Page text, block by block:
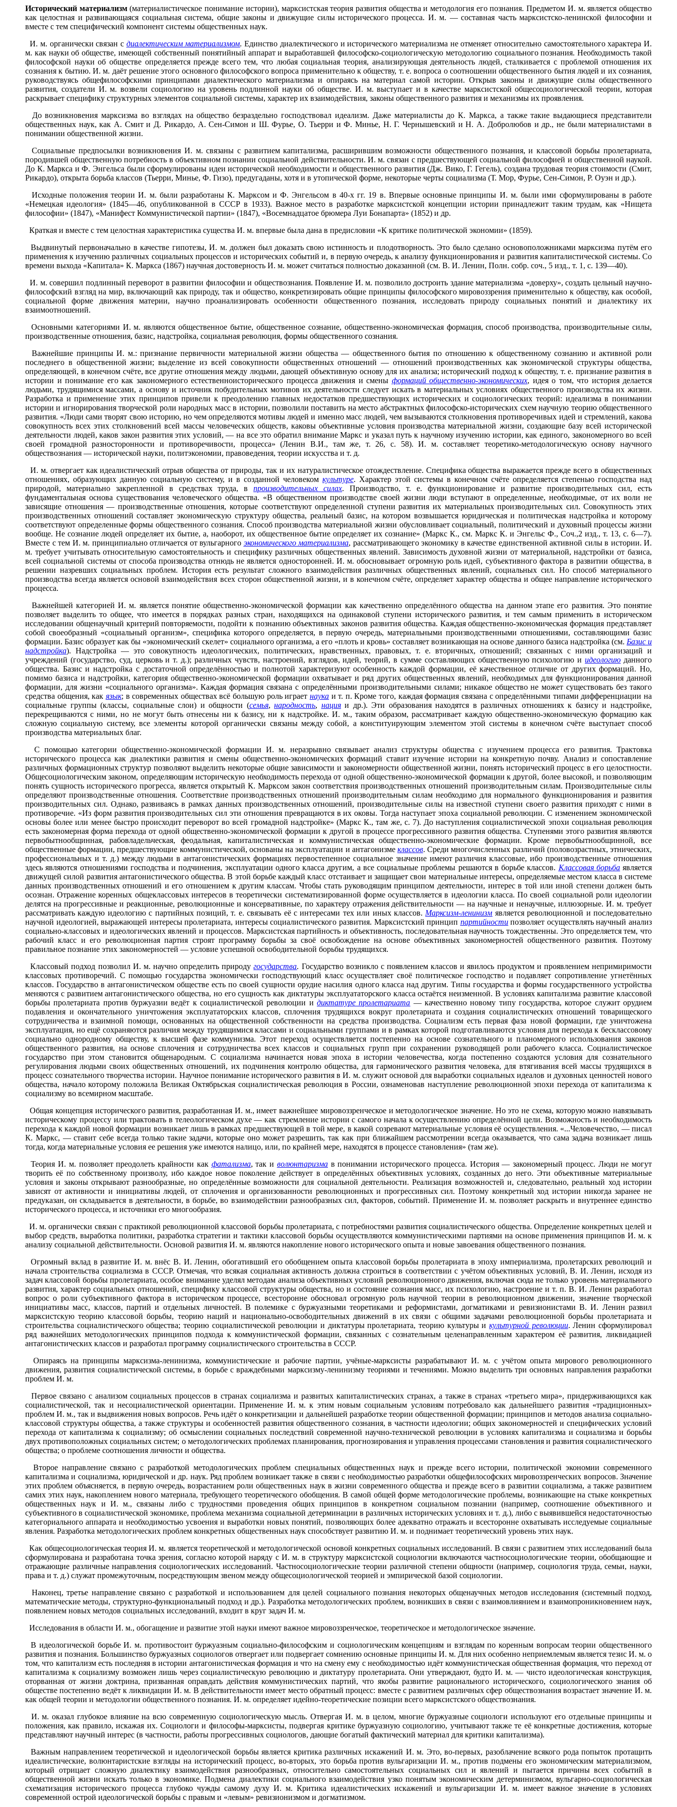
Исторический материализм(материалистическое понимание истории), марксистская теория развития общества и методология его познания. Предметом И. м. является общество
как целостная и развивающаяся социальная система, общие законы и движущие силы исторического процесса. И. м. — составная часть марксистско-ленинской философии и
вместе с тем специфический компонент системы общественных наук.
И. м. органически связан с диалектическим материализмом. Единство диалектического и исторического материализма не отменяет относительно самостоятельного характера И.
м. как науки об обществе, имеющей собственный понятийный аппарат и выработавшей философско-социологическую методологию социального познания. Необходимость такой
философской науки об обществе определяется прежде всего тем, что любая социальная теория, анализирующая деятельность людей, сталкивается с проблемой отношения их
сознания к бытию. И. м. даёт решение этого основного философского вопроса применительно к обществу, т. е. вопроса о соотношении общественного бытия людей и их сознания,
руководствуясь общефилософскими принципами диалектического материализма и опираясь на материал самой истории. Открыв законы и движущие силы общественного
развития, создатели И. м. возвели социологию на уровень подлинной науки об обществе. И. м. выступает и в качестве марксистской общесоциологической теории, которая
раскрывает специфику структурных элементов социальной системы, характер их взаимодействия, законы общественного развития и механизмы их проявления.
До возникновения марксизма во взглядах на общество безраздельно господствовал идеализм. Даже материалисты до К. Маркса, а также такие выдающиеся представители
общественных наук, как А. Смит и Д. Рикардо, А. Сен-Симон и Ш. Фурье, О. Тьерри и Ф. Минье, Н. Г. Чернышевский и Н. А. Добролюбов и др., не были материалистами в
понимании общественной жизни.
Социальные предпосылки возникновения И. м. связаны с развитием капитализма, расширившим возможности общественного познания, и классовой борьбы пролетариата,
породившей общественную потребность в объективном познании социальной действительности. И. м. связан с предшествующей социальной философией и общественной наукой.
До К. Маркса и Ф. Энгельса были сформулированы идеи исторической необходимости и общественного развития (Дж. Вико, Г. Гегель), создана трудовая теория стоимости (Смит,
Рикардо), открыта борьба классов (Тьерри, Минье, Ф. Гизо), предугаданы, хотя и в утопической форме, некоторые черты социализма (Т. Мор, Фурье, Сен-Симон, Р. Оуэн и др.).
Исходные положения теории И. м. были разработаны К. Марксом и Ф. Энгельсом в 40-х гг. 19 в. Впервые основные принципы И. м. были ими сформулированы в работе
«Немецкая идеология» (1845—46, опубликованной в СССР в 1933). Важное место в разработке марксистской концепции истории принадлежит таким трудам, как «Нищета
философии» (1847), «Манифест Коммунистической партии» (1847), «Восемнадцатое брюмера Луи Бонапарта» (1852) и др.
Краткая и вместе с тем целостная характеристика существа И. м. впервые была дана в предисловии «К критике политической экономии» (1859).
Выдвинутый первоначально в качестве гипотезы, И. м. должен был доказать свою истинность и плодотворность. Это было сделано основоположниками марксизма путём его
применения к изучению различных социальных процессов и исторических событий и, в первую очередь, к анализу функционирования и развития капиталистической системы. Со
времени выхода «Капитала» К. Маркса (1867) научная достоверность И. м. может считаться полностью доказанной (см. В. И. Ленин, Полн. собр. соч., 5 изд., т. 1, с. 139—40).
И. м. совершил подлинный переворот в развитии философии и обществознания. Появление И. м. позволило достроить здание материализма «доверху», создать цельный научно-
философский взгляд на мир, включающий как природу, так и общество, конкретизировать общие принципы философского мировоззрения применительно к обществу, как особой,
социальной форме движения материи, научно проанализировать особенности общественного познания, исследовать природу социальных понятий и диалектику их
взаимоотношений.
Основными категориями И. м. являются общественное бытие, общественное сознание, общественно-экономическая формация, способ производства, производительные силы,
производственные отношения, базис, надстройка, социальная революция, формы общественного сознания.
Важнейшие принципы И. м.: признание первичности материальной жизни общества — общественного бытия по отношению к общественному сознанию и активной роли
последнего в общественной жизни; выделение из всей совокупности общественных отношений — отношений производственных как экономической структуры общества,
определяющей, в конечном счёте, все другие отношения между людьми, дающей объективную основу для их анализа; исторический подход к обществу, т. е. признание развития в
истории и понимание его как закономерного естественноисторического процесса движения и смены формаций общественно-экономических, идея о том, что история делается
людьми, трудящимися массами, а основу и источник побудительных мотивов их деятельности следует искать в материальных условиях общественного производства их жизни.
Разработка и применение этих принципов привели к преодолению главных недостатков предшествующих исторических и социологических теорий: идеализма в понимании
истории и игнорирования творческой роли народных масс в истории, позволили поставить на место абстрактных философско-исторических схем научную теорию общественного
развития. «Люди сами творят свою историю, но чем определяются мотивы людей и именно масс людей, чем вызываются столкновения противоречивых идей и стремлений, какова
совокупность всех этих столкновений всей массы человеческих обществ, каковы объективные условия производства материальной жизни, создающие базу всей исторической
деятельности людей, каков закон развития этих условий, — на все это обратил внимание Маркс и указал путь к научному изучению истории, как единого, закономерного во всей
своей громадной разносторонности и противоречивости, процесса» (Ленин В.И., там же, т. 26, с. 58). И. м. составляет теоретико-методологическую основу научного
обществознания — исторической науки, политэкономии, правоведения, теории искусства и т. д.
И. м. отвергает как идеалистический отрыв общества от природы, так и их натуралистическое отождествление. Специфика общества выражается прежде всего в общественных
отношениях, образующих данную социальную систему, и в созданной человеком культуре. Характер этой системы в конечном счёте определяется степенью господства над
природой, материально закрепленной в средствах труда, впроизводительных силах. Производство, т. е. функционирование и развитие производительных сил, есть
фундаментальная основа существования человеческого общества. «В общественном производстве своей жизни люди вступают в определенные, необходимые, от их воли не
зависящие отношения — производственные отношения, которые соответствуют определенной ступени развития их материальных производительных сил. Совокупность этих
производственных отношений составляет экономическую структуру общества, реальный базис, на котором возвышается юридическая и политическая надстройка и которому
соответствуют определенные формы общественного сознания. Способ производства материальной жизни обусловливает социальный, политический и духовный процессы жизни
вообще. Не сознание людей определяет их бытие, а, наоборот, их общественное бытие определяет их сознание» (Маркс К., см. Маркс К. и Энгельс Ф., Соч.,2 изд., т. 13, с. 6—7).
Вместе с тем И. м. принципиально отличается от вульгарного экономического материализма, рассматривающего экономику в качестве единственной активной силы в истории. И.
м. требует учитывать относительную самостоятельность и специфику различных общественных явлений. Зависимость духовной жизни от материальной, надстройки от базиса,
всей социальной системы от способа производства отнюдь не является односторонней. И. м. обосновывает огромную роль идей, субъективного фактора в развитии общества, в
решении назревших социальных проблем. История есть результат сложного взаимодействия различных общественных явлений, социальных сил. Но способ материального
производства всегда является основой взаимодействия всех сторон общественной жизни, и в конечном счёте, определяет характер общества и общее направление исторического
процесса.
Важнейшей категорией И. м. является понятие общественно-экономической формации как качественно определённого общества на данном этапе его развития. Это понятие
позволяет выделить то общее, что имеется в порядках разных стран, находящихся на одинаковой ступени исторического развития, и тем самым применить в историческом
исследовании общенаучный критерий повторяемости, подойти к познанию объективных законов развития общества. Каждая общественно-экономическая формация представляет
собой своеобразный «социальный организм», специфика которого определяется, в первую очередь, материальными производственными отношениями, составляющими базис
формации. Базис образует как бы «экономический скелет» социального организма, а его «плоть и кровь» составляет возникающая на основе данного базиса надстройка (см. Базис и
надстройка). Надстройка — это совокупность идеологических, политических, нравственных, правовых, т. е. вторичных, отношений; связанных с ними организаций и
учреждений (государство, суд, церковь и т. д.); различных чувств, настроений, взглядов, идей, теорий, в сумме составляющих общественную психологию иидеологию данного
общества. Базис и надстройка с достаточной определённостью и полнотой характеризуют особенность каждой формации, её качественное отличие от других формаций. Но,
помимо базиса и надстройки, категория общественно-экономической формации охватывает и ряд других общественных явлений, необходимых для функционирования данной
формации, для жизни «социального организма». Каждая формация связана с определёнными производительными силами; никакое общество не может существовать без такого
средства общения, как язык; в современных обществах всё большую роль играет наукаи т. п. Кроме того, каждая формация связана с определёнными типами дифференциации на
социальные группы (классы, социальные слои) и общности (семья,народность, нацияи др.). Эти образования находятся в различных отношениях к базису и надстройке,
перекрещиваются с ними, но не могут быть отнесены ни к базису, ни к надстройке. И. м., таким образом, рассматривает каждую общественно-экономическую формацию как
сложную социальную систему, все элементы которой органически связаны между собой, а конституирующим элементом этой системы в конечном счёте выступает способ
производства материальных благ.
С помощью категории общественно-экономической формации И. м. неразрывно связывает анализ структуры общества с изучением процесса его развития. Трактовка
исторического процесса как диалектики развития и смены общественно-экономических формаций ставит изучение истории на конкретную почву. Анализ и сопоставление
различных формационных структур позволяют выделить некоторые общие зависимости и закономерности общественной жизни, понять исторический процесс в его целостности.
Общесоциологическим законом, определяющим историческую необходимость перехода от одной общественно-экономической формации к другой, более высокой, и позволяющим
понять сущность исторического прогресса, является открытый К. Марксом закон соответствия производственных отношений производительным силам. Производительные силы
определяют производственные отношения. Соответствие производственных отношений производительным силам необходимо для нормального функционирования и развития
производительных сил. Однако, развиваясь в рамках данных производственных отношений, производительные силы на известной ступени своего развития приходят с ними в
противоречие. «Из форм развития производительных сил эти отношения превращаются в их оковы. Тогда наступает эпоха социальной революции. С изменением экономической
основы более или менее быстро происходит переворот во всей громадной надстройке» (Маркс К., там же, с. 7). До наступления социалистической эпохи социальная революция
есть закономерная форма перехода от одной общественно-экономической формации к другой в процессе прогрессивного развития общества. Ступенями этого развития являются
первобытнообщинная, рабовладельческая, феодальная, капиталистическая и коммунистическая общественно-экономические формации. Кроме первобытнообщинной, все
общественные формации, предшествующие коммунистической, основаны на эксплуатации и антагонизме классов. Среди многочисленных различий (половозрастных, этнических,
профессиональных и т. д.) между людьми в антагонистических формациях первостепенное социальное значение имеют различия классовые, ибо производственные отношения
здесь являются отношениями господства и подчинения, эксплуатации одного класса другим, а все социальные проблемы решаются в борьбе классов. Классовая борьбаявляется
движущей силой развития антагонистического общества. В этой борьбе каждый класс отстаивает и защищает свои материальные интересы, определяемые местом класса в системе
данных производственных отношений и его отношением к другим классам. Чтобы стать руководящим принципом деятельности, интерес в той или иной степени должен быть
осознан. Отражение коренных общеклассовых интересов в теоретически систематизированной форме осуществляется в идеологии класса. По своей социальной роли идеологии
делятся на прогрессивные и реакционные, революционные и консервативные, по характеру отражения действительности — на научные и ненаучные, иллюзорные. И. м. требует
рассматривать каждую идеологию с партийных позиций, т. е. связывать её с интересами тех или иных классов. Марксизм-ленинизм является революционной и последовательно
научной идеологией, выражающей интересы пролетариата, интересы социалистического развития. Марксистский принцип партийностипозволяет осуществлять научный анализ
социально-классовых и идеологических явлений и процессов. Марксистская партийность и объективность, последовательная научность тождественны. Это определяется тем, что
рабочий класс и его революционная партия строят программу борьбы за своё освобождение на основе объективных закономерностей общественного развития. Поэтому
правильное познание этих закономерностей — условие успешной освободительной борьбы трудящихся.
Классовый подход позволил И. м. научно определить природугосударства. Государство возникло с появлением классов и явилось продуктом и проявлением непримиримости
классовых противоречий. С помощью государства экономически господствующий класс осуществляет своё политическое господство и подавляет сопротивление угнетённых
классов. Государство в антагонистическом обществе есть по своей сущности орудие насилия одного класса над другим. Типы государства и формы государственного устройства
меняются с развитием антагонистического общества, но его сущность как диктатуры эксплуататорского класса остаётся неизменной. В условиях капитализма развитие классовой
борьбы пролетариата против буржуазии ведёт к социалистической революции и диктатуре пролетариата — качественно новому типу государства, которое служит орудием
подавления и окончательного уничтожения эксплуататорских классов, сплочения трудящихся вокруг пролетариата и создания социалистических отношений товарищеского
сотрудничества и взаимной помощи, основанных на общественной собственности на средства производства. Социализм есть первая фаза новой формации, где уничтожена
эксплуатация, но ещё сохраняются различия между трудящимися классами и социальными группами и в рамках которой подготавливаются условия для перехода к бесклассовому
социально однородному обществу, к высшей фазе коммунизма. Этот переход осуществляется постепенно на основе сознательного и планомерного использования законов
общественного развития, на основе сплочения и сотрудничества всех классов и социальных групп при сохранении руководящей роли рабочего класса. Социалистическое
государство при этом становится общенародным. С социализма начинается новая эпоха в истории человечества, когда постепенно создаются условия для сознательного
регулирования людьми своих общественных отношений, их подчинения контролю общества, для гармонического развития человека, для втягивания всей массы трудящихся в
процесс сознательного творчества истории. Научное понимание исторического развития в И. м. служит основой для выработки социальных идеалов и духовных ценностей нового
общества, начало которому положила Великая Октябрьская социалистическая революция в России, ознаменовав наступление революционной эпохи перехода от капитализма к
социализму во всемирном масштабе.
Общая концепция исторического развития, разработанная И. м., имеет важнейшее мировоззренческое и методологическое значение. Но это не схема, которую можно навязывать
историческому процессу или трактовать в телеологическом духе — как стремление истории с самого начала к осуществлению определённой цели. Возможность и необходимость
перехода к каждой новой формации возникает лишь в рамках предшествующей в той мере, в какой созревают материальные условия её осуществления. «...Человечество, — писал
К. Маркс, — ставит себе всегда только такие задачи, которые оно может разрешить, так как при ближайшем рассмотрении всегда оказывается, что сама задача возникает лишь
тогда, когда материальные условия ее решения уже имеются налицо, или, по крайней мере, находятся в процессе становления» (там же).
Теория И. м. позволяет преодолеть крайности как фатализма, так и волюнтаризмав понимании исторического процесса. История — закономерный процесс. Люди не могут
творить её по собственному произволу, ибо каждое новое поколение действует в определённых объективных условиях, созданных до него. Эти объективные материальные
условия и законы открывают разнообразные, но определённые возможности для социальной деятельности. Реализация возможностей и, следовательно, реальный ход истории
зависят от активности и инициативы людей, от сплочения и организованности революционных и прогрессивных сил. Поэтому конкретный ход истории никогда заранее не
предуказан, он складывается в деятельности, в борьбе, во взаимодействии разнообразных сил, факторов, событий. Применение И. м. позволяет раскрыть и внутреннее единство
исторического процесса, и источники его многообразия.
И. м. органически связан с практикой революционной классовой борьбы пролетариата, с потребностями развития социалистического общества. Определение конкретных целей и
выбор средств, выработка политики, разработка стратегии и тактики классовой борьбы осуществляются коммунистическими партиями на основе применения принципов И. м. к
анализу социальной действительности. Основой развития И. м. являются накопление нового исторического опыта и новые завоевания общественного познания.
Огромный вклад в развитие И. м. внёс В. И. Ленин, обогативший его обобщением опыта классовой борьбы пролетариата в эпоху империализма, пролетарских революций и
начала строительства социализма в СССР. Отмечая, что всякая социальная активность должна строиться в соответствии с учётом объективных условий, В. И. Ленин, исходя из
задач классовой борьбы пролетариата, особое внимание уделял методам анализа объективных условий революционного движения, включая сюда не только уровень материального
развития, характер социальных отношений, специфику классовой структуры общества, но и состояние сознания масс, их психологию, настроение и т. п. В. И. Ленин разработал
вопрос о роли субъективного фактора в историческом процессе, всесторонне обосновал огромную роль научной теории в революционном движении, значение творческой
инициативы масс, классов, партий и отдельных личностей. В полемике с буржуазными теоретиками и реформистами, догматиками и ревизионистами В. И. Ленин развил
марксистскую теорию классовой борьбы, теорию наций и национально-освободительных движений в их связи с общими задачами революционной борьбы пролетариата и
строительства социалистического общества; теорию социалистической революции и диктатуры пролетариата, теорию культуры и культурной революции. Ленин сформулировал
ряд важнейших методологических принципов подхода к коммунистической формации, связанных с сознательным целенаправленным характером её развития, ликвидацией
антагонистических классов и разработал программу социалистического строительства в СССР.
Опираясь на принципы марксизма-ленинизма, коммунистические и рабочие партии, учёные-марксисты разрабатывают И. м. с учётом опыта мирового революционного
движения, развития социалистической системы, в борьбе с враждебными марксизму-ленинизму теориями и течениями. Можно выделить три основных направления разработки
проблем И. м.
Первое связано с анализом социальных процессов в странах социализма и развитых капиталистических странах, а также в странах «третьего мира», придерживающихся как
социалистической, так и несоциалистической ориентации. Применение И. м. к этим новым социальным условиям потребовало как дальнейшего развития «традиционных»
проблем И. м., так и выдвижения новых вопросов. Речь идёт о конкретизации и дальнейшей разработке теории общественной формации; принципов и методов анализа социально-
классовой структуры общества, а также структуры и особенностей развития общественного сознания, в частности идеологии; общих закономерностей и специфических условий
перехода от капитализма к социализму; об осмыслении социальных последствий современной научно-технической революции в условиях капитализма и социализма и борьбы
двух противоположных социальных систем; о методологических проблемах планирования, прогнозирования и управления процессами становления и развития социалистического
общества; о проблеме соотношения личности и общества.
Второе направление связано с разработкой методологических проблем специальных общественных наук и прежде всего истории, политической экономии современного
капитализма и социализма, юридической и др. наук. Ряд проблем возникает также в связи с необходимостью разработки общефилософских мировоззренческих вопросов. Значение
этих проблем объясняется, в первую очередь, возрастанием роли общественных наук в жизни современного общества и прежде всего в развитии социализма, а также развитием
самих этих наук, накоплением нового материала, требующего теоретического обобщения. В самой общей форме методологические проблемы, возникающие на стыке конкретных
общественных наук и И. м., связаны либо с трудностями проведения общих принципов в конкретном социальном познании (например, соотношение объективного и
субъективного в социалистической экономике, проблема механизма социальной детерминации в различных исторических условиях и т. д.), либо с выявившейся недостаточностью
категориального аппарата и необходимостью усвоения и выработки новых понятий, позволяющих более адекватно отражать и всесторонне охватывать исследуемые социальные
явления. Разработка методологических проблем конкретных общественных наук способствует развитию И. м. и поднимает теоретический уровень этих наук.
Как общесоциологическая теория И. м. является теоретической и методологической основой конкретных социальных исследований. В связи с развитием этих исследований была
сформулирована и разработана точка зрения, согласно которой наряду с И. м. в структуру марксистской социологии включаются частносоциологические теории, обобщающие и
отражающие различные направления социологических исследований. Частносоциологические теории различной степени общности (например, социология труда, семьи, науки,
права и т. д.) служат промежуточным, посредствующим звеном между общесоциологической теорией и эмпирической базой социологии.
Наконец, третье направление связано с разработкой и использованием для целей социального познания некоторых общенаучных методов исследования (системный подход,
математические методы, структурно-функциональный подход и др.). Разработка методологических проблем, возникших в связи с взаимовлиянием и взаимопроникновением наук,
появлением новых методов социальных исследований, входит в круг задач И. м.
Исследования в области И. м., обогащение и развитие этой науки имеют важное мировоззренческое, теоретическое и методологическое значение.
В идеологической борьбе И. м. противостоит буржуазным социально-философским и социологическим концепциям и взглядам по коренным вопросам теории общественного
развития и познания. Большинство буржуазных социологов отвергает или подвергает сомнению основные принципы И. м. Для них особенно неприемлемым является тезис И. м. о
том, что капитализм есть последняя в истории антагонистическая формация и что на смену ему с необходимостью идёт коммунистическая общественная формация, что переход от
капитализма к социализму возможен лишь через социалистическую революцию и диктатуру пролетариата. Они утверждают, будто И. м. — чисто идеологическая конструкция,
оторванная от жизни доктрина, призванная оправдать действия коммунистических партий, что якобы развитие рационального исторического, социологического знания об
обществе постепенно ведёт к ликвидации И. м. В действительности имеет место обратный процесс: вместе с развитием различных сфер обществознания возрастает значение И. м.
как общей теории и методологии общественного познания. И. м. определяет идейно-теоретические позиции всего марксистского обществознания.
И. м. оказал глубокое влияние на всю современную социологическую мысль. Отвергая И. м. в целом, многие буржуазные социологи используют его отдельные принципы и
положения, как правило, искажая их. Социологи и философы-марксисты, подвергая критике буржуазную социологию, учитывают также те её конкретные достижения, которые
представляют научный интерес (в частности, работы прогрессивных социологов, дающие богатый фактический материал для критики капитализма).
Важным направлением теоретической и идеологической борьбы является критика различных искажений И. м. Это, во-первых, разоблачение всякого рода попыток протащить
идеалистические, волюнтаристские взгляды на исторический процесс, во-вторых, это борьба против вульгаризации И. м., против подмены его экономическим материализмом,
который отрицает сложную диалектику взаимодействия разнообразных, относительно самостоятельных социальных сил и явлений и пытается причины всех событий в
общественной жизни искать только в экономике. Подмена диалектики социального взаимодействия узко понятым экономическим детерминизмом, вульгарно-социологическая
схематизация исторического процесса глубоко чужды самому духу И. м. Критика идеалистических искажений и вульгаризации И. м. имеет важное значение в условиях
современной острой идеологической борьбы с правым и «левым» ревизионизмом и догматизмом.